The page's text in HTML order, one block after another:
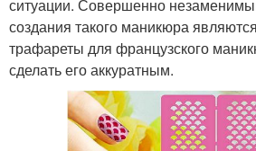
ситуации. Совершенно
создания такого маникюра
трафареты для французского
сделать его аккуратным.